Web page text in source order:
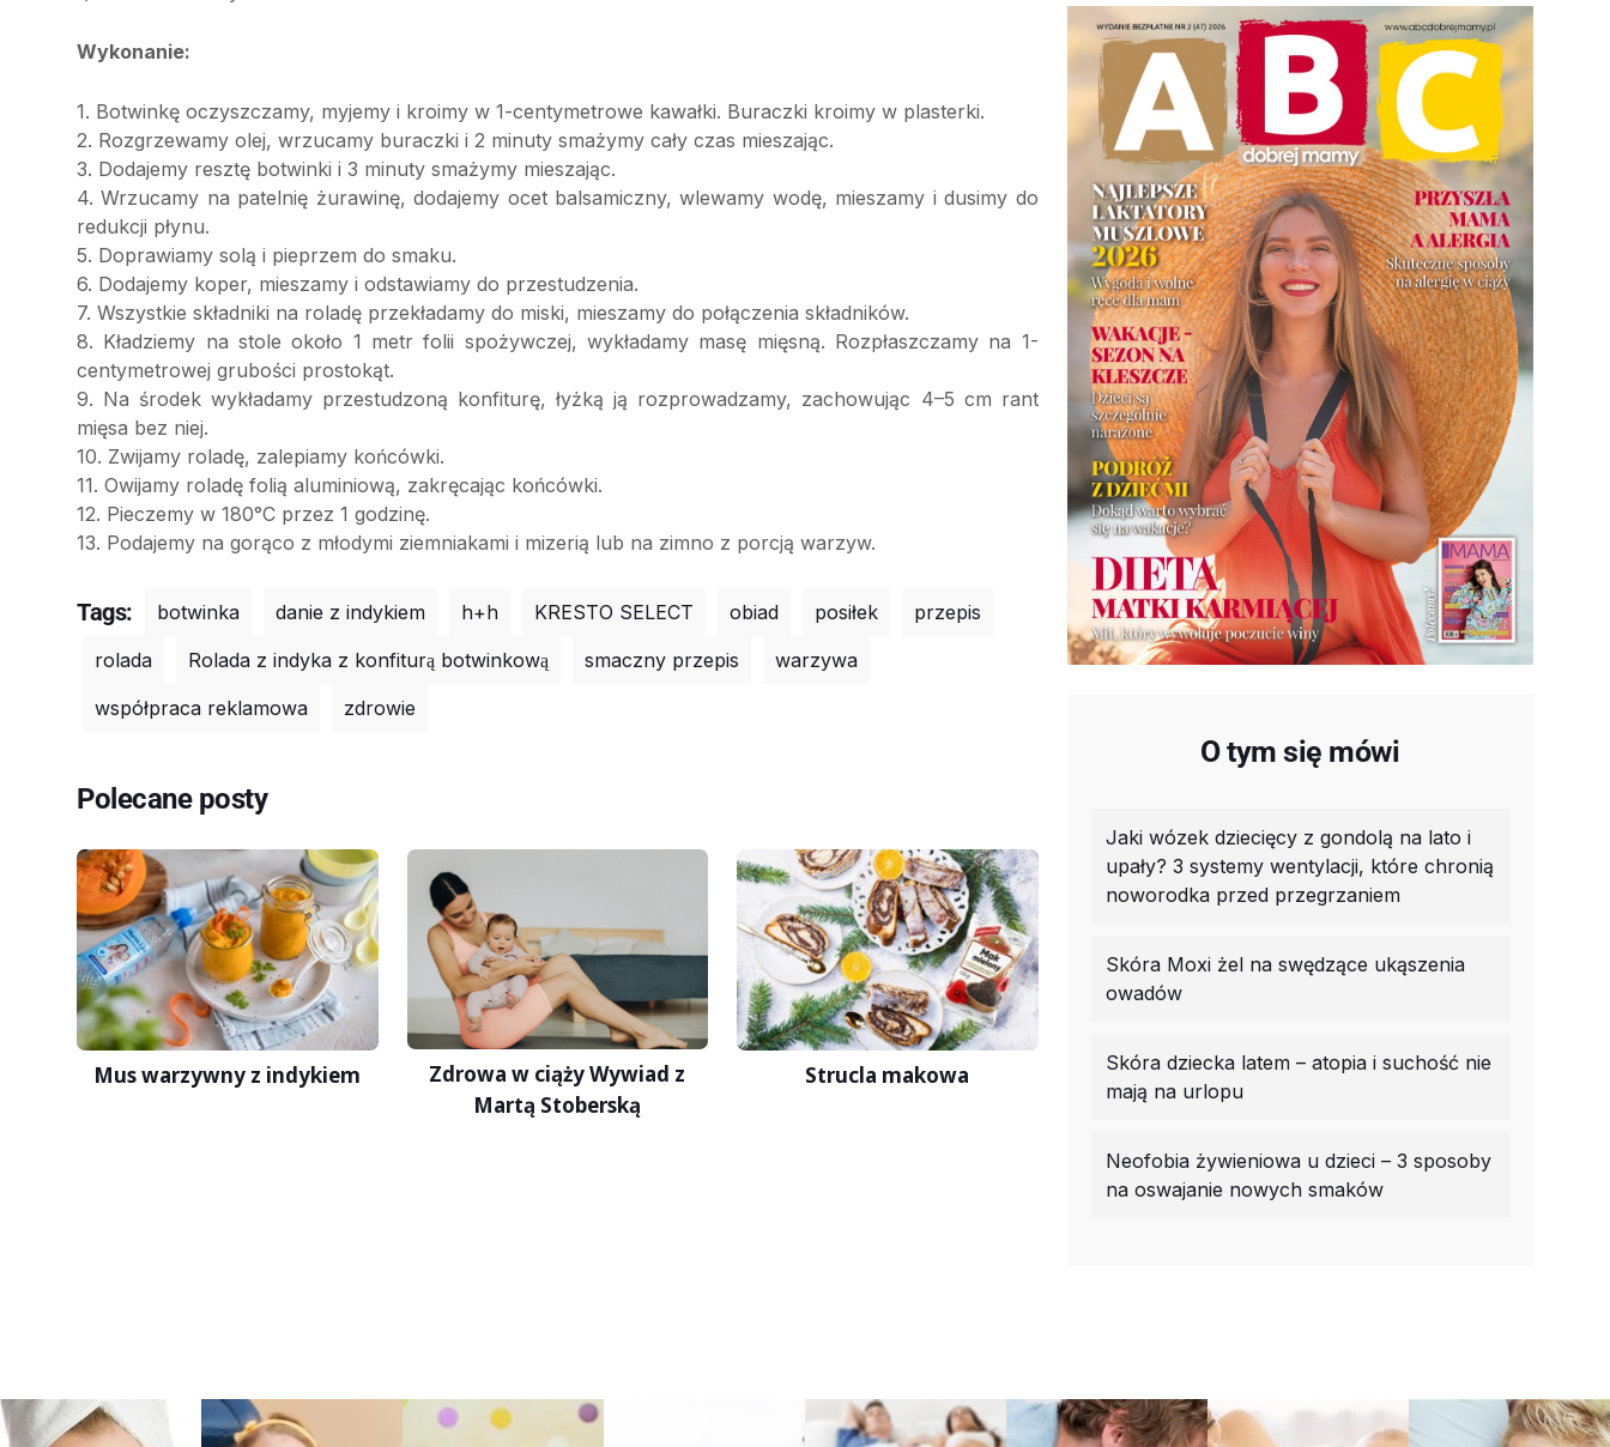
Wykonanie:
1. Botwinkę oczyszczamy, myjemy i kroimy w 1-centymetrowe kawałki. Buraczki kroimy w plasterki.
2. Rozgrzewamy olej, wrzucamy buraczki i 2 minuty smażymy cały czas mieszając.
3. Dodajemy resztę botwinki i 3 minuty smażymy mieszając.
4. Wrzucamy na patelnię żurawinę, dodajemy ocet balsamiczny, wlewamy wodę, mieszamy i dusimy do
redukcji płynu.
5. Doprawiamy solą i pieprzem do smaku.
6. Dodajemy koper, mieszamy i odstawiamy do przestudzenia.
7. Wszystkie składniki na roladę przekładamy do miski, mieszamy do połączenia składników.
8. Kładziemy na stole około 1 metr folii spożywczej, wykładamy masę mięsną. Rozpłaszczamy na 1-
centymetrowej grubości prostokąt.
9. Na środek wykładamy przestudzoną konfiturę, łyżką ją rozprowadzamy, zachowując 4–5 cm rant
mięsa bez niej.
10. Zwijamy roladę, zalepiamy końcówki.
11. Owijamy roladę folią aluminiową, zakręcając końcówki.
12. Pieczemy w 180°C przez 1 godzinę.
13. Podajemy na gorąco z młodymi ziemniakami i mizerią lub na zimno z porcją warzyw.
Tags: botwinka danie z indykiem h+h KRESTO SELECT obiad posiłek
przepis
rolada
Rolada z indyka z konfiturą botwinkową smaczny przepis
warzywa
współpraca reklamowa
zdrowie
Polecane posty
Mus warzywny z indykiem
Zdrowa w ciąży Wywiad z
Martą Stoberską
Strucla makowa
O tym się mówi
Jaki wózek dziecięcy z gondolą na lato i
upały? 3 systemy wentylacji, które chronią
noworodka przed przegrzaniem
Skóra Moxi żel na swędzące ukąszenia
owadów
Skóra dziecka latem – atopia i suchość nie
mają na urlopu
Neofobia żywieniowa u dzieci – 3 sposoby
na oswajanie nowych smaków